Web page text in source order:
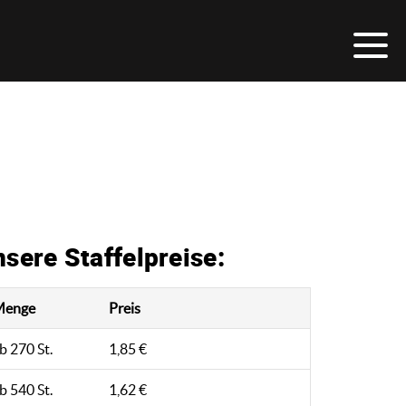
Staffelpreise:
Preis
270 St. 1,85 €
540 St. 1,62 €